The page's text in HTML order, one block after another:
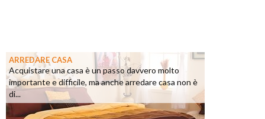
ARREDARE CASA
Acquistare una casa è un passo davvero molto
importante e difficile, ma anche arredare casa non è
di...